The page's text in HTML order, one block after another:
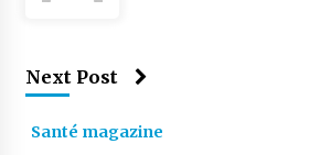
Next Post
Santé magazine